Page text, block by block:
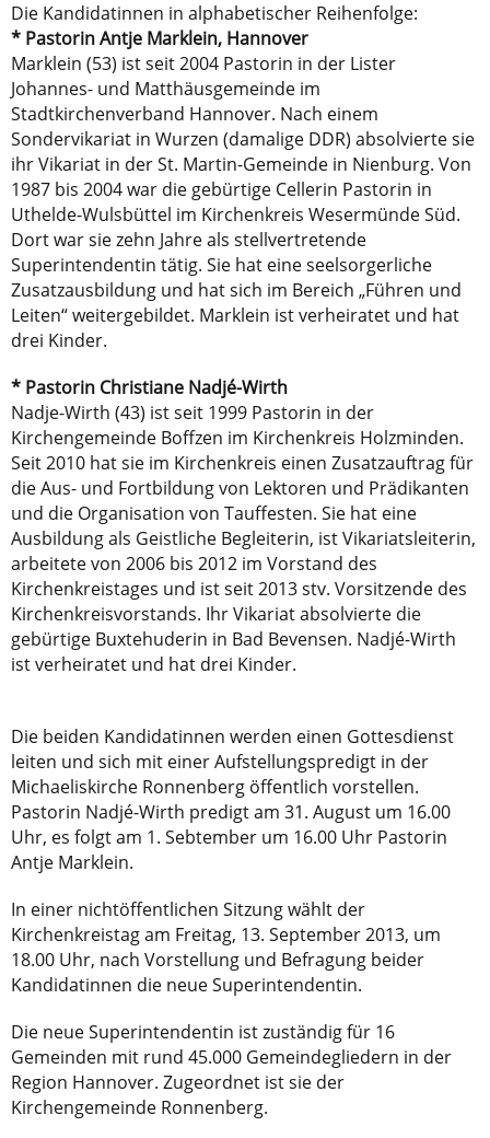
Die Kandidatinnen in alphabetischer Reihenfolge:
* Pastorin Antje Marklein, Hannover
Marklein (53) ist seit 2004 Pastorin in der Lister
Johannes- und Matthäusgemeinde im
Stadtkirchenverband Hannover. Nach einem
Sondervikariat in Wurzen (damalige DDR) absolvierte sie
ihr Vikariat in der St. Martin-Gemeinde in Nienburg. Von
1987 bis 2004 war die gebürtige Cellerin Pastorin in
Uthelde-Wulsbüttel im Kirchenkreis Wesermünde Süd.
Dort war sie zehn Jahre als stellvertretende
Superintendentin tätig. Sie hat eine seelsorgerliche
Zusatzausbildung und hat sich im Bereich „Führen und
Leiten“ weitergebildet. Marklein ist verheiratet und hat
drei Kinder.
* Pastorin Christiane Nadjé-Wirth
Nadje-Wirth (43) ist seit 1999 Pastorin in der
Kirchengemeinde Boffzen im Kirchenkreis Holzminden.
Seit 2010 hat sie im Kirchenkreis einen Zusatzauftrag für
die Aus- und Fortbildung von Lektoren und Prädikanten
und die Organisation von Tauffesten. Sie hat eine
Ausbildung als Geistliche Begleiterin, ist Vikariatsleiterin,
arbeitete von 2006 bis 2012 im Vorstand des
Kirchenkreistages und ist seit 2013 stv. Vorsitzende des
Kirchenkreisvorstands. Ihr Vikariat absolvierte die
gebürtige Buxtehuderin in Bad Bevensen. Nadjé-Wirth
ist verheiratet und hat drei Kinder.
Die beiden Kandidatinnen werden einen Gottesdienst
leiten und sich mit einer Aufstellungspredigt in der
Michaeliskirche Ronnenberg öffentlich vorstellen.
Pastorin Nadjé-Wirth predigt am 31. August um 16.00
Uhr, es folgt am 1. Sebtember um 16.00 Uhr Pastorin
Antje Marklein.
In einer nichtöffentlichen Sitzung wählt der
Kirchenkreistag am Freitag, 13. September 2013, um
18.00 Uhr, nach Vorstellung und Befragung beider
Kandidatinnen die neue Superintendentin.
Die neue Superintendentin ist zuständig für 16
Gemeinden mit rund 45.000 Gemeindegliedern in der
Region Hannover. Zugeordnet ist sie der
Kirchengemeinde Ronnenberg.